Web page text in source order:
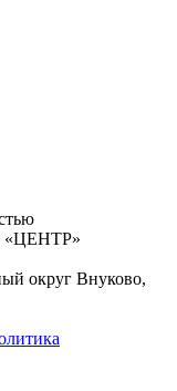
округ Внуково,